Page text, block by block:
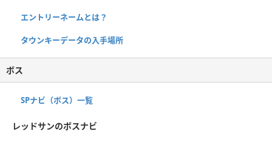
エントリーネームとは？
タウンキーデータの入手場所
ボス
SPナビ（ボス）一覧
レッドサンのボスナビ